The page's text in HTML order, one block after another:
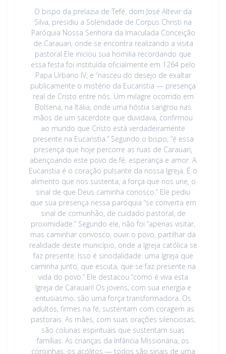
O bispo da prelazia de Tefé, dom José Altevir da
Silva, presidiu a Solenidade de Corpus Christi na
Paróquia Nossa Senhora da Imaculada Conceição
de Carauari, onde se encontra realizando a visita
pastoral Ele iniciou sua homilia recordando que
essa festa foi instituída oficialmente em 1264 pelo
Papa Urbano IV, e “nasceu do desejo de exaltar
publicamente o mistério da Eucaristia — presença
real de Cristo entre nós. Um milagre ocorrido em
Bolsena, na Itália, onde uma hóstia sangrou nas
mãos de um sacerdote que duvidava, confirmou
ao mundo que Cristo está verdadeiramente
presente na Eucaristia.” Segundo o bispo, “é essa
presença que hoje percorre as ruas de Carauari,
abençoando este povo de fé, esperança e amor. A
Eucaristia é o coração pulsante da nossa Igreja. É o
alimento que nos sustenta, a força que nos une, o
sinal de que Deus caminha conosco.” Ele pediu
que sua presença nessa paróquia “se converta em
sinal de comunhão, de cuidado pastoral, de
proximidade.” Segundo ele, não foi “apenas visitar,
mas caminhar convosco, ouvir o povo, partilhar da
realidade deste município, onde a Igreja católica se
faz presente. Isso é sinodalidade: uma Igreja que
caminha junto, que escuta, que se faz presente na
vida do povo.” Ele destacou “como é viva esta
Igreja de Carauari! Os jovens, com sua energia e
entusiasmo, são uma força transformadora. Os
adultos, firmes na fé, sustentam com coragem as
pastorais. As mães, com suas orações silenciosas,
são colunas espirituais que sustentam suas
famílias. As crianças da Infância Missionária, os
coroinhas, os acólitos — todos são sinais de uma